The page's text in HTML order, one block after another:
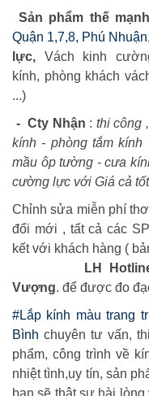
Sản phẩm thế
Quận 1,7,8, Phú
lực, Vách kinh
kính, phòng khách
...)
- Cty Nhận : thi công
kính - phòng tắm
mầu ôp tường - cưa
cường lực với Giá cả
Chỉnh sửa miễn phí
đổi mới , tất cả các
kết với khách hàng (
LH Hotline:
Vượng. để được đo
#Lắp kính màu trang
Bình chuyên tư vấn,
phẩm, công trình về
nhiệt tình,uy tín, sản
bạn sẽ thật sự hài